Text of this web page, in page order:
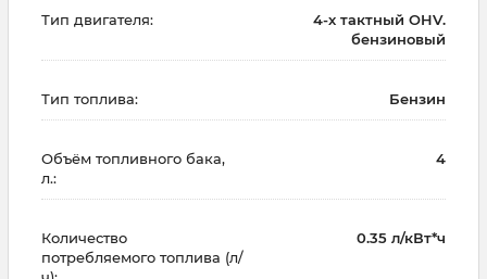
Тип двигателя:
4-х тактный OHV.
бензиновый
Тип топлива: Бензин
Объём топливного бака,
л.:
4
Количество
потребляемого топлива (л/
0.35 л/кВт*ч